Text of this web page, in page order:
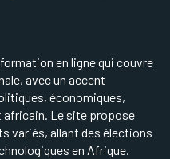
en ligne qui couvre
avec un accent
économiques,
africain. Le site propose
variés, allant des élections
en Afrique.